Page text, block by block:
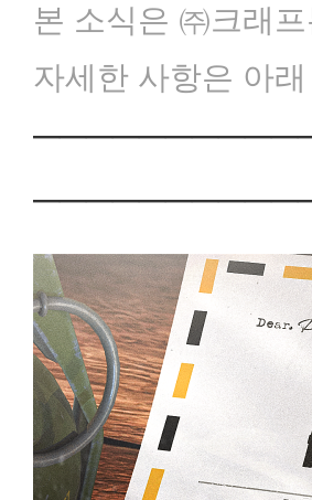
본 소식은 ㈜크래
자세한 사항은 아